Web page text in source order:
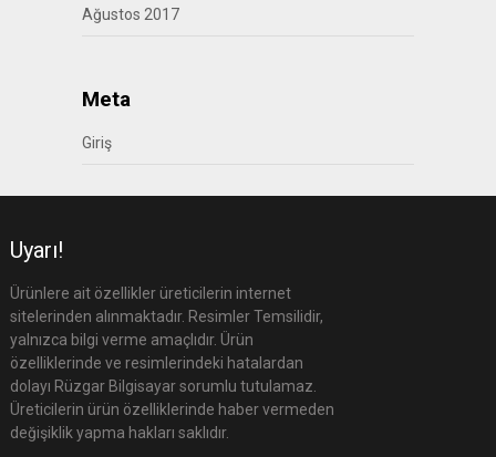
Ağustos 2017
Meta
Giriş
Uyarı!
Ürünlere ait özellikler üreticilerin internet
sitelerinden alınmaktadır. Resimler Temsilidir,
yalnızca bilgi verme amaçlıdır. Ürün
özelliklerinde ve resimlerindeki hatalardan
dolayı Rüzgar Bilgisayar sorumlu tutulamaz.
Üreticilerin ürün özelliklerinde haber vermeden
değişiklik yapma hakları saklıdır.